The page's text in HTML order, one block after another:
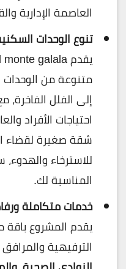
العاصمة الإدارية
تنوع الوحدات
متنوعة من الوحدات
إلى الفلل
احتياجات الأفراد
شقة صغيرة لقضاء
للاسترخاء
المناسبة لك.
خدمات متكاملة
يقدم المشروع باقة
الترفيهية